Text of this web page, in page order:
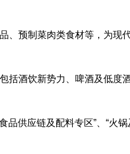
、预制菜肉类食材等，为现
括酒饮新势力、啤酒及低度
品供应链及配料专区”、“